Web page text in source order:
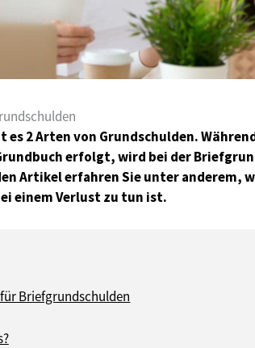
2 Arten von Grundschulden.
erfolgt, wird bei der
Artikel erfahren Sie unter anderem,
einem Verlust zu tun ist.
Briefgrundschulden